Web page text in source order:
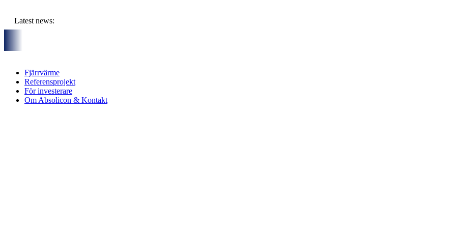
innehåll
Latest news:
Fjärrvärme
Referensprojekt
För investerare
Om Absolicon & Kontakt